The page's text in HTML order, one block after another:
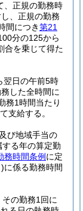
、正規の勤務時
、正規の勤務
間につき第21
分の125から
合を乗じて得た
翌日の午前5時
した全時間に
務1時間当たり
支給する。
び地域手当の
る年の算定勤
務時間条例 に定
に係る勤務時間
の勤務1回に